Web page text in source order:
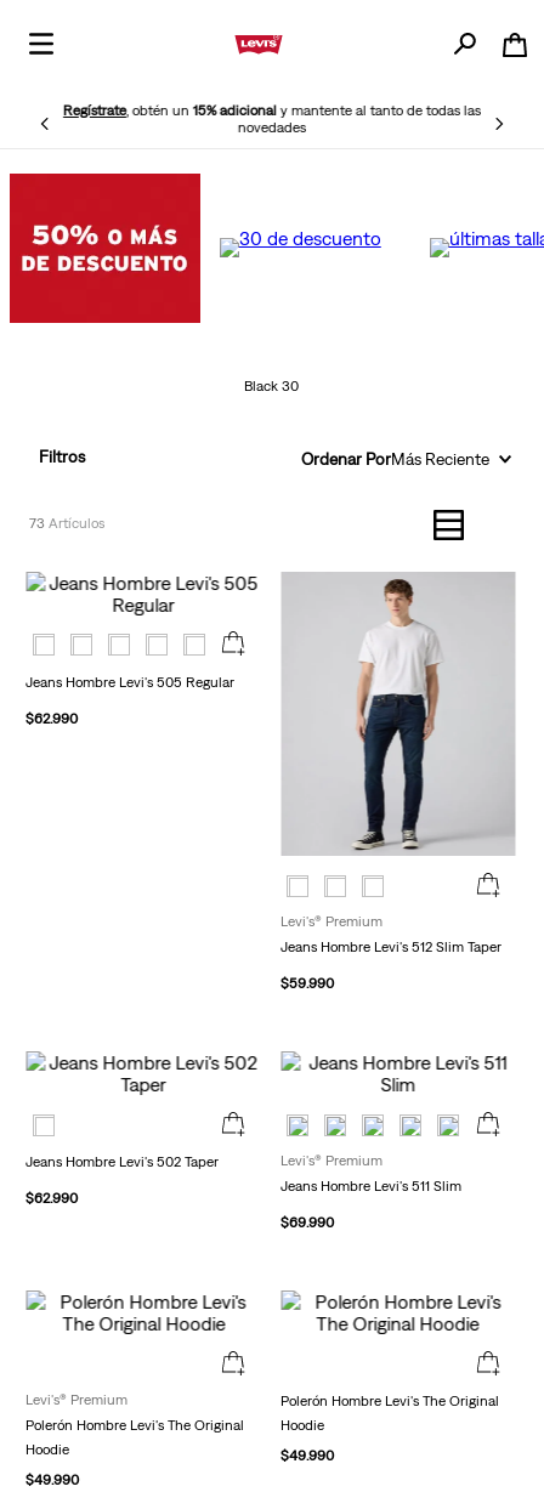
¡Elige Retiro en Tienda Gratis!Tenemos más puntos de retiro
disponibles cerca de ti para tu mayor comodidad.
Black 30
Filtros Ordenar PorMás Reciente
73
Jeans Hombre Levi's 505 Regular
$62.990
Levi's® Premium
Jeans Hombre Levi's 512 Slim Taper
$59.990
Jeans Hombre Levi's 502 Taper
$62.990
Levi's® Premium
Jeans Hombre Levi's 511 Slim
$69.990
Levi's® Premium
Polerón Hombre Levi's The Original
Hoodie
$49.990
Polerón Hombre Levi's The Original
Hoodie
$49.990